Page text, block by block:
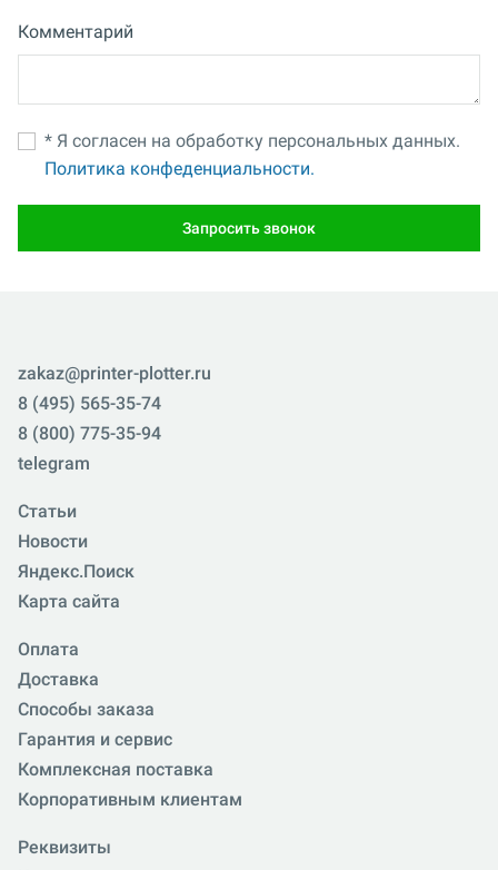
Комментарий
* Я согласен на обработку персональных данных.
Политика конфеденциальности.
Запросить звонок
zakaz@printer-plotter.ru
8 (495) 565-35-74
8 (800) 775-35-94
telegram
Статьи
Новости
Яндекс.Поиск
Карта сайта
Оплата
Доставка
Способы заказа
Гарантия и сервис
Комплексная поставка
Корпоративным клиентам
Реквизиты